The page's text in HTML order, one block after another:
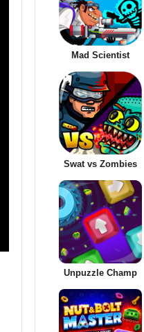
Mad Scientist
Swat vs Zombies
Unpuzzle Champ